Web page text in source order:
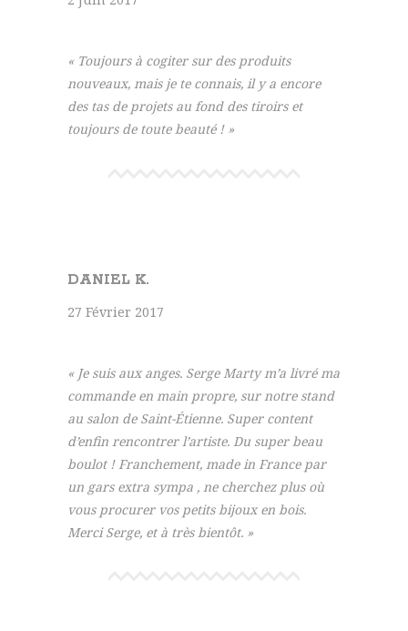
« Toujours à cogiter sur des produits
nouveaux, mais je te connais, il y a encore
des tas de projets au fond des tiroirs et
toujours de toute beauté ! »
DANIEL K.
27 Février 2017
« Je suis aux anges. Serge Marty m’a livré ma
commande en main propre, sur notre stand
au salon de Saint-Étienne. Super content
d’enfin rencontrer l’artiste. Du super beau
boulot ! Franchement, made in France par
un gars extra sympa , ne cherchez plus où
vous procurer vos petits bijoux en bois.
Merci Serge, et à très bientôt. »